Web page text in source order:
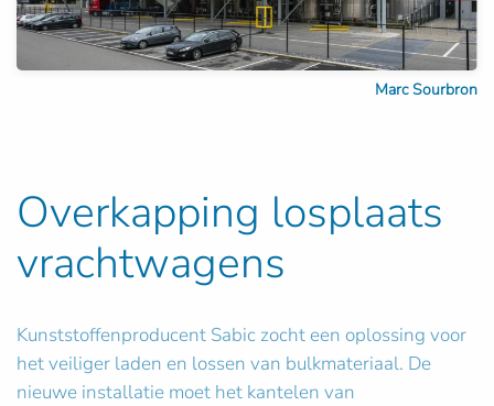
Marc Sourbron
Overkapping losplaats
vrachtwagens
Kunststoffenproducent Sabic zocht een oplossing voor
het veiliger laden en lossen van bulkmateriaal. De
nieuwe installatie moet het kantelen van